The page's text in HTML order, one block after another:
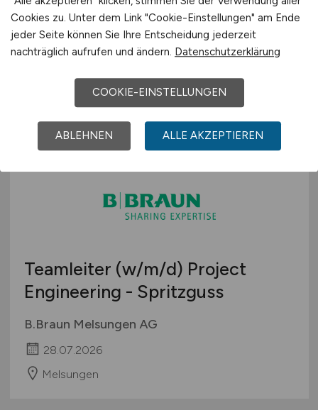
Ärztin in Weiterbildung (w/m/d)
AMD TÜV Rheinland Arbeitsmedizinische
Dienste GmbH
29.07.2026
Teamleiter (w/m/d) Project
Engineering - Spritzguss
B.Braun Melsungen AG
28.07.2026
Melsungen
Cookies zu. Unter dem Link "Cookie-Einstellungen" am Ende
jeder Seite können Sie Ihre Entscheidung jederzeit
nachträglich aufrufen und ändern. Datenschutzerklärung
COOKIE-EINSTELLUNGEN
ABLEHNEN ALLE AKZEPTIEREN